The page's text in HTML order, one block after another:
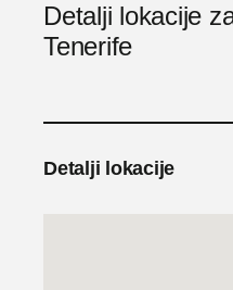
Detalji lokacije
Tenerife
Detalji lokacije